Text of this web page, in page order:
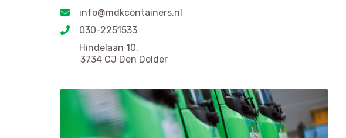
info@mdkcontainers.nl
030-2251533
Hindelaan 10,
3734 CJ Den Dolder